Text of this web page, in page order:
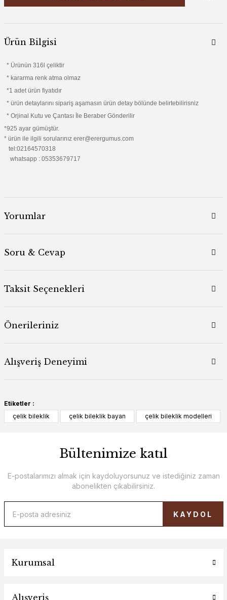
Ürün Bilgisi
* Ürünün 316l çeliktir
* kararma renk atma olmaz
*1 adet ürün fiyatıdır
* ürün detaylarını sipariş aşamasın ürün detay bölünde belirtebilirisniz
* Orjinal Kutu ve Çantası İle Beraber Gönderilir
*925 ayar gümüştür.
* ürün ile ilgili sorularınız erer@erergumus.com
tel:02164570318
whatsapp : 05353679717
Yorumlar
Soru & Cevap
Taksit Seçenekleri
Önerileriniz
Alışveriş Deneyimi
Etiketler :
çelik bileklik
çelik bileklik bayan çelik bileklik modelleri
Bültenimize katıl
E-postalarımızı almak için kaydoluyorsunuz ve istediğiniz zaman
abonelikten çıkabilirsiniz.
KAYDOL
Kurumsal
Alışveriş